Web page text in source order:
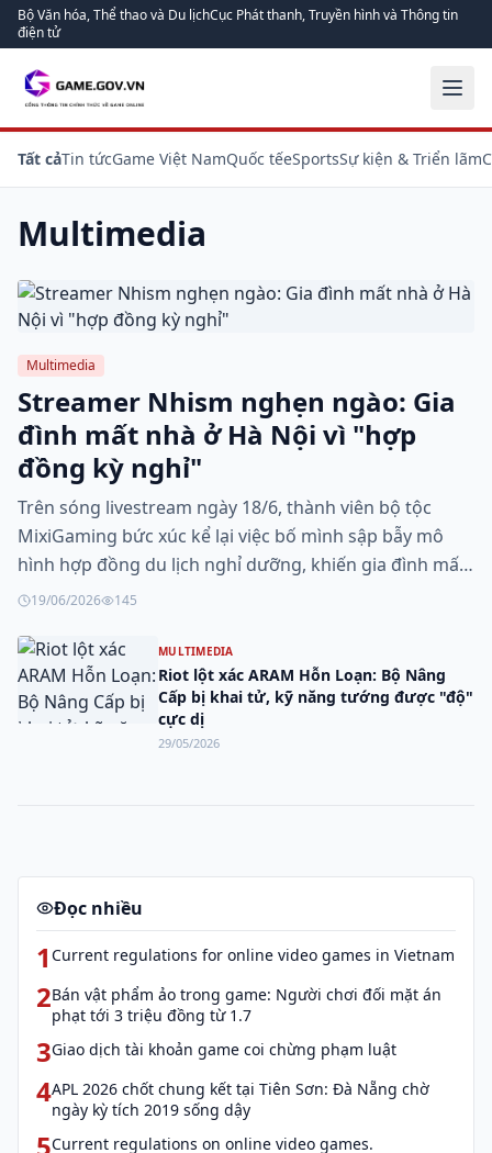
Bộ Văn hóa, Thể thao và Du lịchCục Phát thanh, Truyền hình và Thông tin
điện tử
Tất cảTin tứcGame Việt NamQuốc tếeSportsSự kiện & Triển lãm
Multimedia
Multimedia
Streamer Nhism nghẹn ngào: Gia
đình mất nhà ở Hà Nội vì "hợp
đồng kỳ nghỉ"
Trên sóng livestream ngày 18/6, thành viên bộ tộc
MixiGaming bức xúc kể lại việc bố mình sập bẫy mô
hình hợp đồng du lịch nghỉ dưỡng, khiến gia đình mất
căn nhà tại khu tập thể cũ Hà Nội.
19/06/2026 145
MULTIMEDIA
Riot lột xác ARAM Hỗn Loạn: Bộ Nâng
Cấp bị khai tử, kỹ năng tướng được "độ"
cực dị
29/05/2026
Đọc nhiều
1 Current regulations for online video games in Vietnam
2Bán vật phẩm ảo trong game: Người chơi đối mặt án
phạt tới 3 triệu đồng từ 1.7
3Giao dịch tài khoản game coi chừng phạm luật
4APL 2026 chốt chung kết tại Tiên Sơn: Đà Nẵng chờ
ngày kỳ tích 2019 sống dậy
Current regulations on online video games.